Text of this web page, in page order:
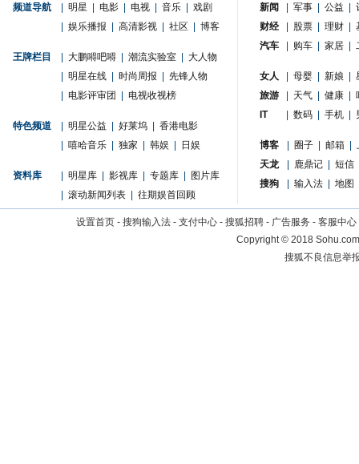
频道导航 明星 电影 电视 音乐
戏剧
娱乐播报 高清影视 社区 博客
王牌栏目 大鹏嘚吧嘚 潮流实验室
大人物
明星在线 时尚周报
先锋人物
电影评审团 电视收视榜
特色频道 明星公益 好莱坞
香港电影
嘻哈音乐 独家 韩娱 日娱
资料库 明星库 影视库 专题库
图片库
滚动新闻列表 往期娱首回顾
新闻 军事 公益
财经
股票 理财
汽车
购车 家居
女人 母婴 新娘
旅游
天气 健康
IT
数码 手机
博客 圈子 邮箱
天龙
鹿鼎记
短信
搜狗
输入法 地图
设置首页 - 搜狗输入法 - 支付中心 - 搜狐招聘 - 广告服务 - 客服中心
Copyright©2018
搜狐不良信息举